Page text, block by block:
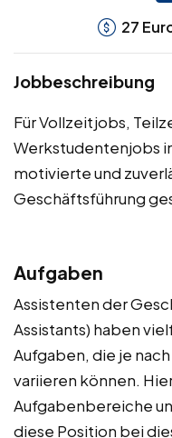
27
Jobbeschreibung
Für Vollzeitjobs,
Werkstudentenjobs
motivierte und
Geschäftsführung
Aufgaben
Assistenten der
Assistants) haben
Aufgaben, die je
variieren können.
Aufgabenbereiche
diese Position bei